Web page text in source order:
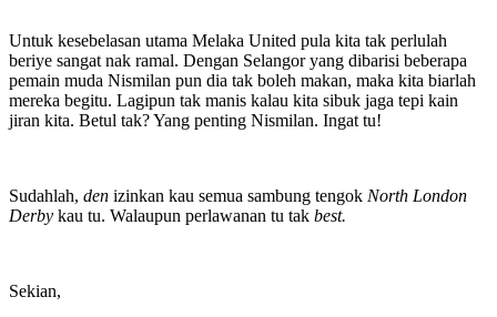
Untuk kesebelasan utama Melaka United pula kita tak perlulah
beriye sangat nak ramal. Dengan Selangor yang dibarisi beberapa
pemain muda Nismilan pun dia tak boleh makan, maka kita biarlah
mereka begitu. Lagipun tak manis kalau kita sibuk jaga tepi kain
jiran kita. Betul tak? Yang penting Nismilan. Ingat tu!
Sudahlah, den izinkan kau semua sambung tengok North London
Derby kau tu. Walaupun perlawanan tu tak best.
Sekian,